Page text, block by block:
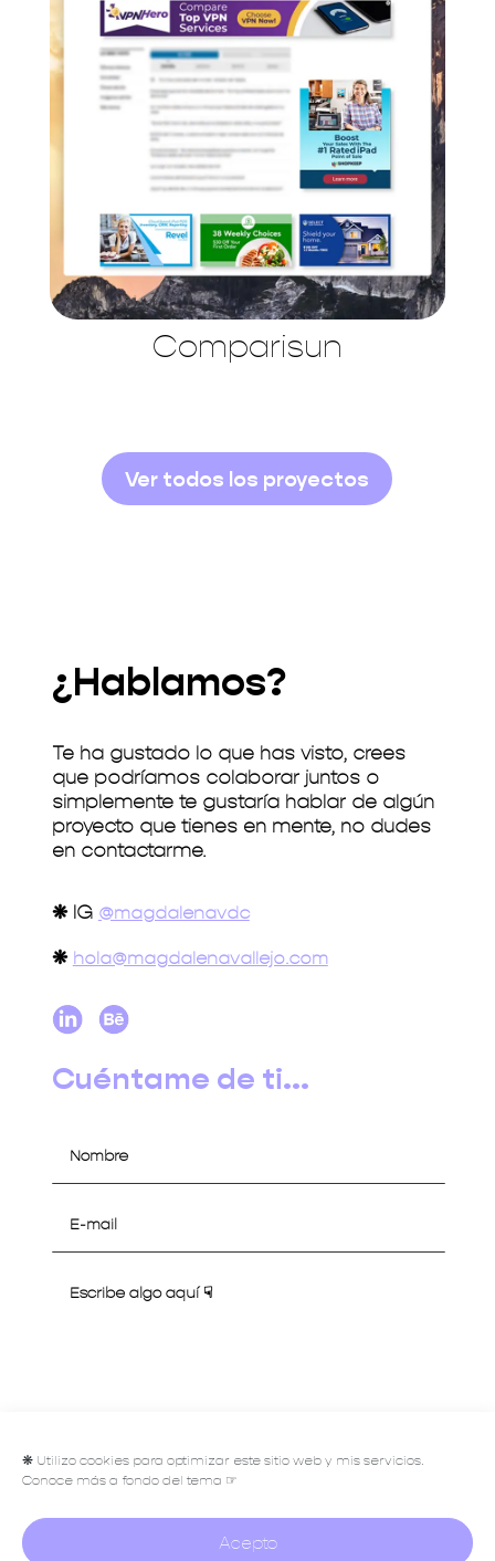
❋ Utilizo cookies para optimizar este sitio web y mis servicios.
Conoce más a fondo del tema ☞
Acepto
Comparisun
Ver todos los proyectos
¿Hablamos?
Te ha gustado lo que has visto, crees
que podríamos colaborar juntos o
simplemente te gustaría hablar de algún
proyecto que tienes en mente, no dudes
en contactarme.
❋IG @magdalenavdc
❋ hola@magdalenavallejo.com
Cuéntame de ti...
Hablemos